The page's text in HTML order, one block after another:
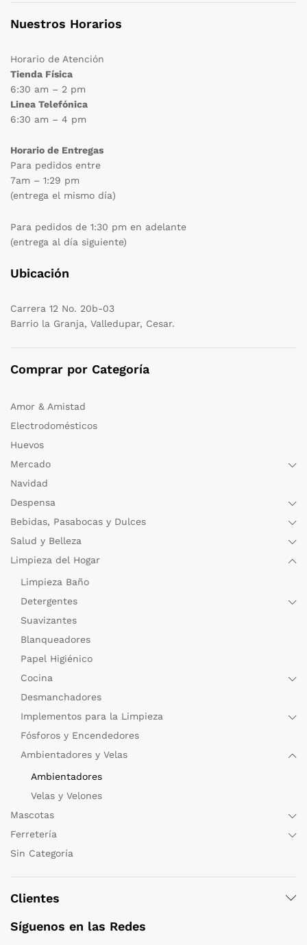
Nuestros Horarios
Horario de Atención
Tienda Física
6:30 am – 2 pm
Linea Telefónica
6:30 am – 4 pm
Horario de Entregas
Para pedidos entre
7am – 1:29 pm
(entrega el mismo día)
Para pedidos de 1:30 pm en adelante
(entrega al día siguiente)
Ubicación
Carrera 12 No. 20b-03
Barrio la Granja, Valledupar, Cesar.
Comprar por Categoría
Amor & Amistad
Electrodomésticos
Huevos
Mercado
Navidad
Despensa
Bebidas, Pasabocas y Dulces
Salud y Belleza
Limpieza del Hogar
Limpieza Baño
Detergentes
Suavizantes
Blanqueadores
Papel Higiénico
Cocina
Desmanchadores
Implementos para la Limpieza
Fósforos y Encendedores
Ambientadores y Velas
Ambientadores
Velas y Velones
Mascotas
Ferretería
Sin Categoría
Clientes
Síguenos en las Redes